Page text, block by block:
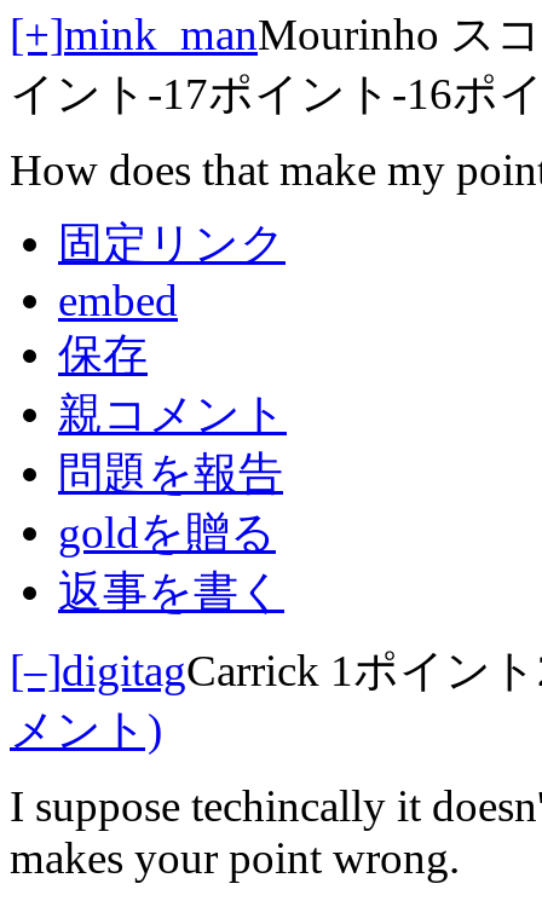
[+]mink_manMourinho ス
イント -17ポイント -16ポ
How does that make my
固定リンク
embed
保存
親コメント
問題を報告
goldを贈る
返事を書く
[–]digitagCarrick 1ポイント
メント)
I suppose techincally it
makes your point wrong.